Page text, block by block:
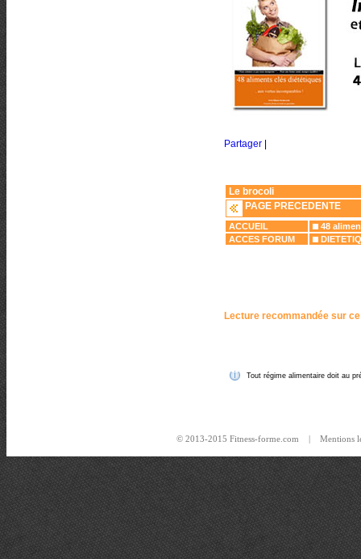
Partager
Le brocoli
PAGE PRECEDENTE
ACCUEIL
48
ACCES FORUM
Lecture recommandée sur
Tout régime alimentaire doit au
© 2013-2015 Fitness-forme.com | Mentions